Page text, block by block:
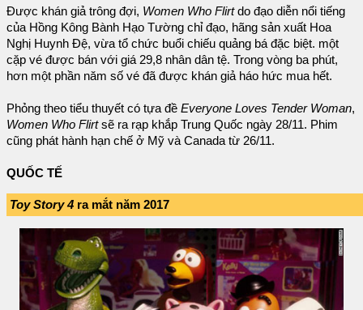
Được khán giả trông đợi, Women Who Flirtdo đạo diễn nổi tiếng
của Hồng Kông Bành Hạo Tường chỉ đạo, hãng sản xuất Hoa
Nghị Huynh Đệ, vừa tổ chức buổi chiếu quảng bá đặc biệt. một
cặp vé được bán với giá 29,8 nhân dân tệ. Trong vòng ba phút,
hơn một phần năm số vé đã được khán giả háo hức mua hết.
Phỏng theo tiểu thuyết có tựa đề Everyone Loves Tender Woman,
Women Who Flirtsẽ ra rạp khắp Trung Quốc ngày 28/11. Phim
cũng phát hành hạn chế ở Mỹ và Canada từ 26/11.
QUỐC TẾ
Toy Story 4 ra mắt năm 2017